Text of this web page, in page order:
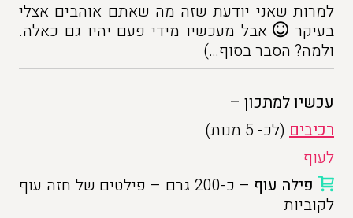
למרות שאני יודעת שזה מה שאתם אוהבים אצלי
בעיקר
אבל מעכשיו מידי פעם יהיו גם כאלה.
ולמה? הסבר בסוף…)
עכשיו למתכון –
רכיבים (לכ- 5 מנות)
לעוף
פילה עוף
– כ-200 גרם – פילטים של חזה עוף
לקוביות